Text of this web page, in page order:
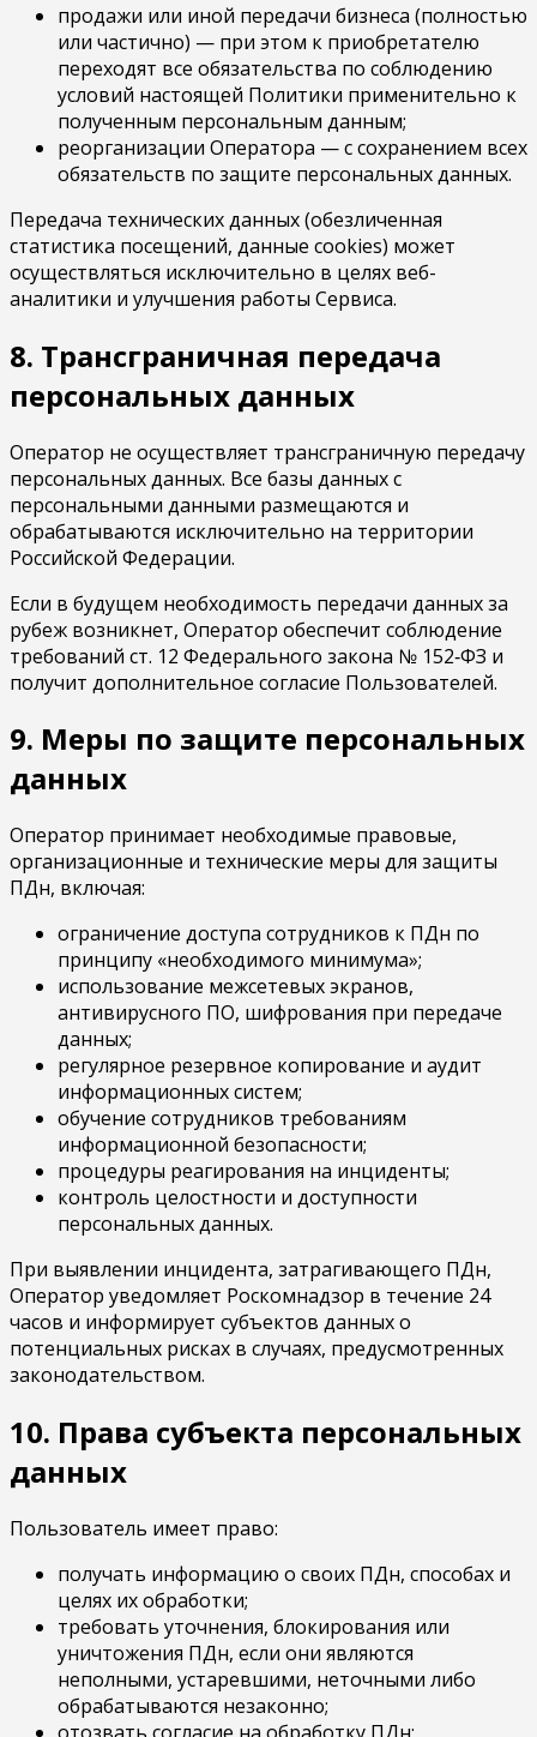
продажи или иной передачи бизнеса (полностью
или частично) — при этом к приобретателю
переходят все обязательства по соблюдению
условий настоящей Политики применительно к
полученным персональным данным;
реорганизации Оператора — с сохранением всех
обязательств по защите персональных данных.
Передача технических данных (обезличенная
статистика посещений, данные cookies) может
осуществляться исключительно в целях веб-
аналитики и улучшения работы Сервиса.
8. Трансграничная передача
персональных данных
Оператор не осуществляет трансграничную передачу
персональных данных. Все базы данных с
персональными данными размещаются и
обрабатываются исключительно на территории
Российской Федерации.
Если в будущем необходимость передачи данных за
рубеж возникнет, Оператор обеспечит соблюдение
требований ст. 12 Федерального закона № 152‑ФЗ и
получит дополнительное согласие Пользователей.
9. Меры по защите персональных
данных
Оператор принимает необходимые правовые,
организационные и технические меры для защиты
ПДн, включая:
ограничение доступа сотрудников к ПДн по
принципу «необходимого минимума»;
использование межсетевых экранов,
антивирусного ПО, шифрования при передаче
данных;
регулярное резервное копирование и аудит
информационных систем;
обучение сотрудников требованиям
информационной безопасности;
процедуры реагирования на инциденты;
контроль целостности и доступности
персональных данных.
При выявлении инцидента, затрагивающего ПДн,
Оператор уведомляет Роскомнадзор в течение 24
часов и информирует субъектов данных о
потенциальных рисках в случаях, предусмотренных
законодательством.
10. Права субъекта персональных
данных
Пользователь имеет право:
получать информацию о своих ПДн, способах и
целях их обработки;
требовать уточнения, блокирования или
уничтожения ПДн, если они являются
неполными, устаревшими, неточными либо
обрабатываются незаконно;